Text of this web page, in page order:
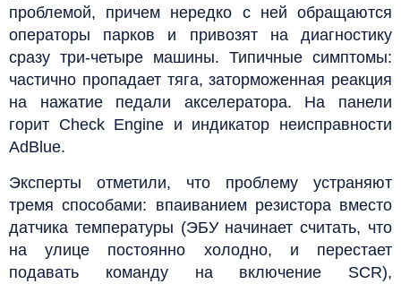
проблемой, причем нередко с ней обращаются
операторы парков и привозят на диагностику
сразу три-четыре машины. Типичные симптомы:
частично пропадает тяга, заторможенная реакция
на нажатие педали акселератора. На панели
горит Check Engine и индикатор неисправности
AdBlue.
Эксперты отметили, что проблему устраняют
тремя способами: впаиванием резистора вместо
датчика температуры (ЭБУ начинает считать, что
на улице постоянно холодно, и перестает
подавать команду на включение SCR),